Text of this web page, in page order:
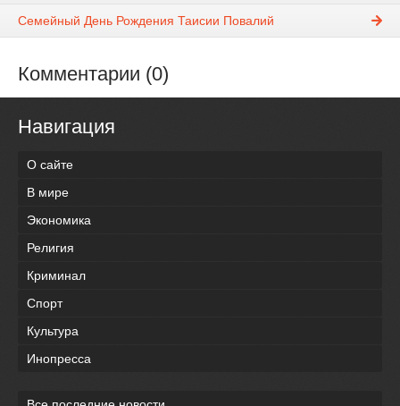
Семейный День Рождения Таисии Повалий
Комментарии (0)
Навигация
О сайте
В мире
Экономика
Религия
Криминал
Спорт
Культура
Инопресса